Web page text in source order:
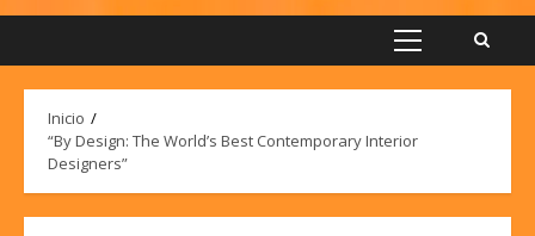
Menú
Inicio
“By Design: The World’s Best Contemporary Interior
Designers”